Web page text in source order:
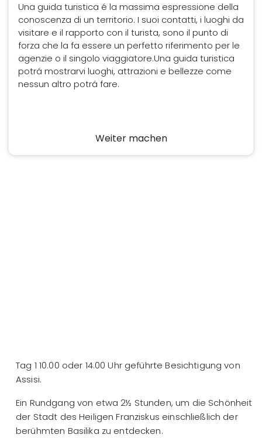
Tag 1 10.00 oder 14.00 Uhr geführte Besichtigung von
Assisi.
Ein Rundgang von etwa 2½ Stunden, um die Schönheit
der Stadt des Heiligen Franziskus einschließlich der
berühmten Basilika zu entdecken.
Una guida turistica é la massima espressione della
conoscenza di un territorio. I suoi contatti, i luoghi da
visitare e il rapporto con il turista, sono il punto di
forza che la fa essere un perfetto riferimento per le
agenzie o il singolo viaggiatore.Una guida turistica
potrá mostrarvi luoghi, attrazioni e bellezze come
nessun altro potrá fare.
Weiter machen